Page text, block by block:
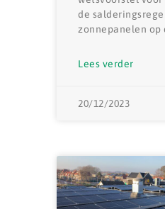
de
zonnepanelen op
Lees verder
20/12/2023